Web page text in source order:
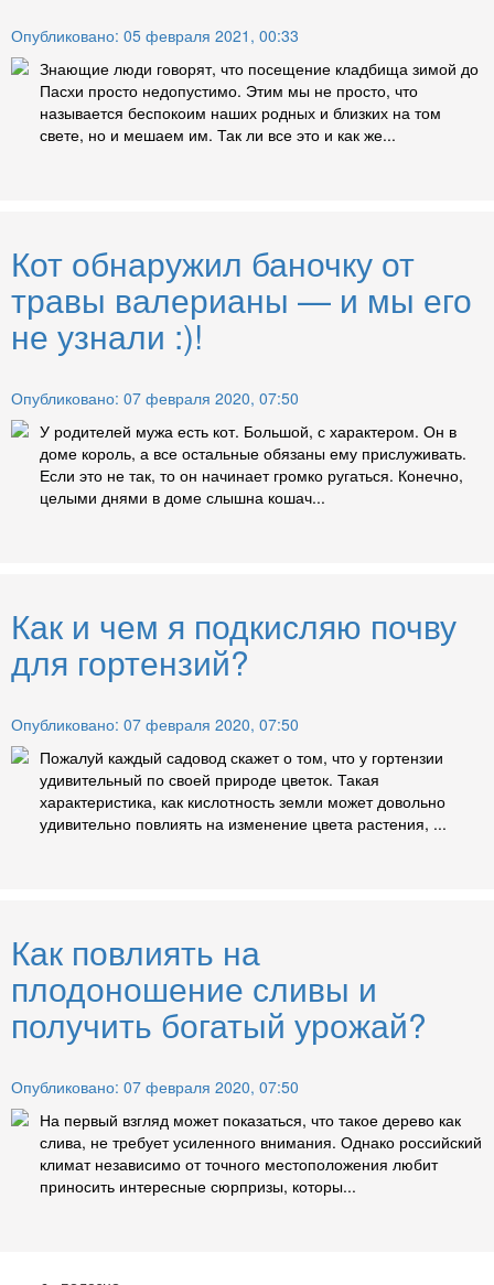
Опубликовано: 05 февраля 2021, 00:33
Знающие люди говорят, что посещение кладбища зимой до
Пасхи просто недопустимо. Этим мы не просто, что
называется беспокоим наших родных и близких на том
свете, но и мешаем им. Так ли все это и как же...
Кот обнаружил баночку от
травы валерианы — и мы его
не узнали :)!
Опубликовано: 07 февраля 2020, 07:50
У родителей мужа есть кот. Большой, с характером. Он в
доме король, а все остальные обязаны ему прислуживать.
Если это не так, то он начинает громко ругаться. Конечно,
целыми днями в доме слышна кошач...
Как и чем я подкисляю почву
для гортензий?
Опубликовано: 07 февраля 2020, 07:50
Пожалуй каждый садовод скажет о том, что у гортензии
удивительный по своей природе цветок. Такая
характеристика, как кислотность земли может довольно
удивительно повлиять на изменение цвета растения, ...
Как повлиять на
плодоношение сливы и
получить богатый урожай?
Опубликовано: 07 февраля 2020, 07:50
На первый взгляд может показаться, что такое дерево как
слива, не требует усиленного внимания. Однако российский
климат независимо от точного местоположения любит
приносить интересные сюрпризы, которы...